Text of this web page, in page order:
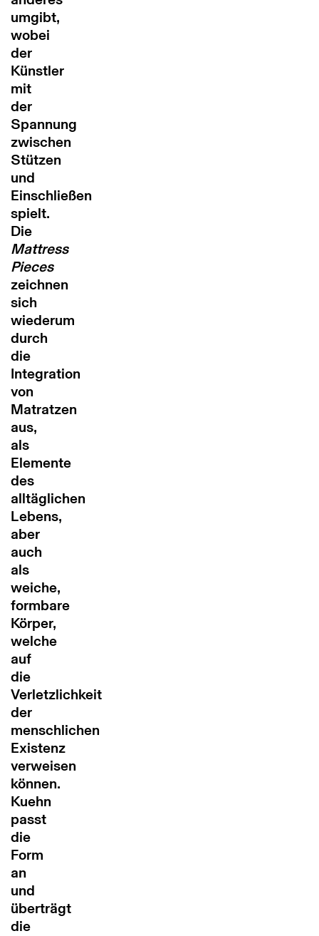
umgibt,
wobei
der
Künstler
mit
der
Spannung
zwischen
Stützen
und
Einschließen
spielt.
Die
Mattress
Pieces
zeichnen
sich
wiederum
durch
die
Integration
von
Matratzen
aus,
als
Elemente
des
alltäglichen
Lebens,
aber
auch
als
weiche,
formbare
Körper,
welche
auf
die
Verletzlichkeit
der
menschlichen
Existenz
verweisen
können.
Kuehn
passt
die
Form
an
und
überträgt
die